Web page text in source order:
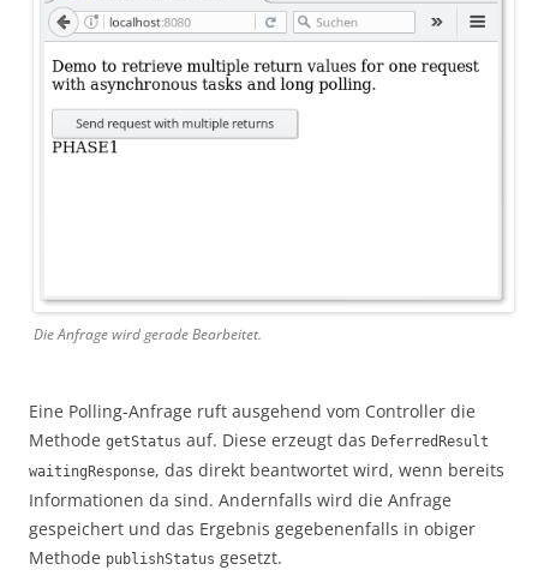
Die Anfrage wird gerade Bearbeitet.
Eine Polling-Anfrage ruft ausgehend vom Controller die
Methode getStatus auf. Diese erzeugt das DeferredResult
waitingResponse, das direkt beantwortet wird, wenn bereits
Informationen da sind. Andernfalls wird die Anfrage
gespeichert und das Ergebnis gegebenenfalls in obiger
Methode publishStatus gesetzt.